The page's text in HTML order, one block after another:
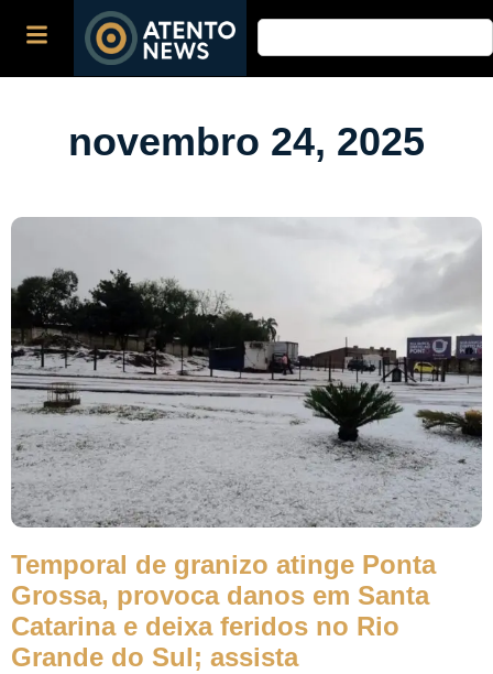
novembro 24, 2025
Temporal de granizo atinge Ponta
Grossa, provoca danos em Santa
Catarina e deixa feridos no Rio
Grande do Sul; assista